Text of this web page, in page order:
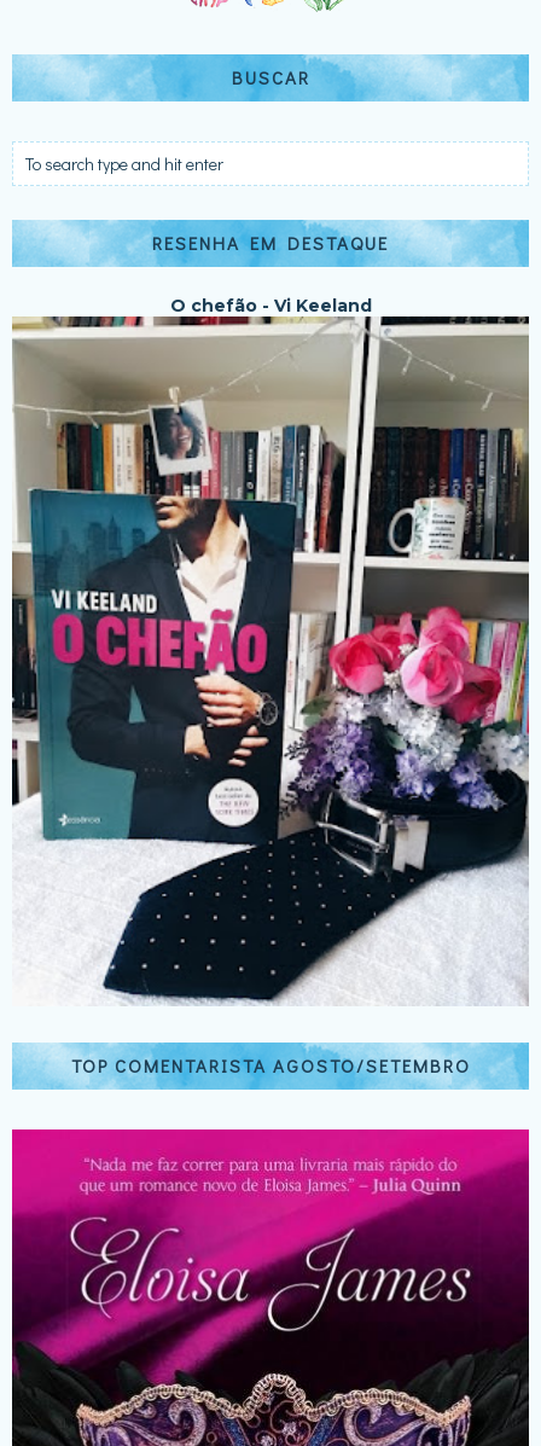
BUSCAR
RESENHA EM DESTAQUE
O chefão - Vi Keeland
TOP COMENTARISTA AGOSTO/SETEMBRO